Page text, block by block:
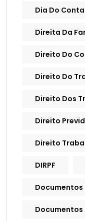
Dia Do
Direita Da
Direito Do
Direito Do
Direito Dos
Direito
Direito
DIRPF
Documentos